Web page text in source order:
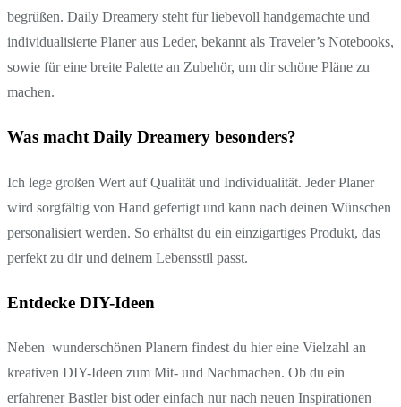
begrüßen. Daily Dreamery steht für liebevoll handgemachte und
individualisierte Planer aus Leder, bekannt als Traveler’s Notebooks,
sowie für eine breite Palette an Zubehör, um dir schöne Pläne zu
machen.
Was macht Daily Dreamery besonders?
Ich lege großen Wert auf Qualität und Individualität. Jeder Planer
wird sorgfältig von Hand gefertigt und kann nach deinen Wünschen
personalisiert werden. So erhältst du ein einzigartiges Produkt, das
perfekt zu dir und deinem Lebensstil passt.
Entdecke DIY-Ideen
Neben wunderschönen Planern findest du hier eine Vielzahl an
kreativen DIY-Ideen zum Mit- und Nachmachen. Ob du ein
erfahrener Bastler bist oder einfach nur nach neuen Inspirationen